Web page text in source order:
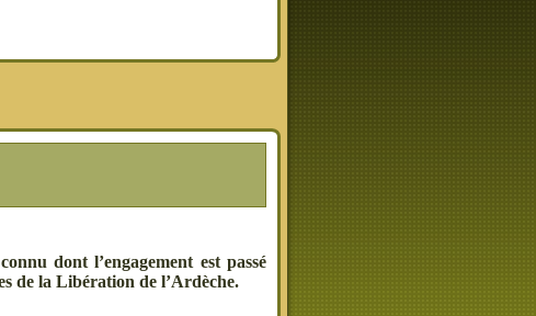
dont l’engagement est passé
de la Libération de l’Ardèche.